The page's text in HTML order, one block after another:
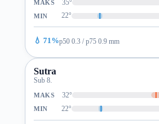
MAKS 35°
MIN 22°
💧 71%p50 0.3 / p75 0.9 mm
Sutra
Sub 8.
MAKS 32°
MIN 22°